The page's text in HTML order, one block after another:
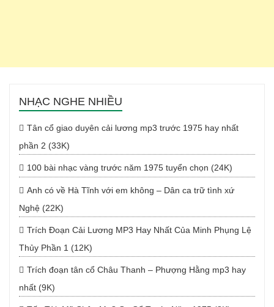
NHẠC NGHE NHIỀU
Tân cổ giao duyên cải lương mp3 trước 1975 hay nhất
phần 2 (33K)
100 bài nhạc vàng trước năm 1975 tuyển chọn (24K)
Anh có về Hà Tĩnh với em không – Dân ca trữ tình xứ
Nghệ (22K)
Trích Đoạn Cải Lương MP3 Hay Nhất Của Minh Phụng Lệ
Thủy Phần 1 (12K)
Trích đoạn tân cổ Châu Thanh – Phượng Hằng mp3 hay
nhất (9K)